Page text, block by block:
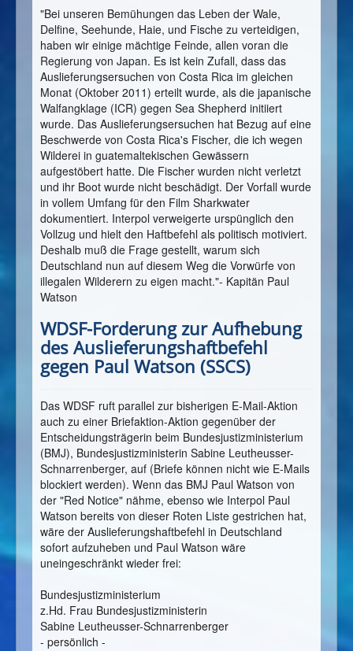
"Bei unseren Bemühungen das Leben der Wale,
Delfine, Seehunde, Haie, und Fische zu verteidigen,
haben wir einige mächtige Feinde, allen voran die
Regierung von Japan. Es ist kein Zufall, dass das
Auslieferungsersuchen von Costa Rica im gleichen
Monat (Oktober 2011) erteilt wurde, als die japanische
Walfangklage (ICR) gegen Sea Shepherd initiiert
wurde. Das Auslieferungsersuchen hat Bezug auf eine
Beschwerde von Costa Rica's Fischer, die ich wegen
Wilderei in guatemaltekischen Gewässern
aufgestöbert hatte. Die Fischer wurden nicht verletzt
und ihr Boot wurde nicht beschädigt. Der Vorfall wurde
in vollem Umfang für den Film Sharkwater
dokumentiert. Interpol verweigerte urspünglich den
Vollzug und hielt den Haftbefehl als politisch motiviert.
Deshalb muß die Frage gestellt, warum sich
Deutschland nun auf diesem Weg die Vorwürfe von
illegalen Wilderern zu eigen macht."- Kapitän Paul
Watson
WDSF-Forderung zur Aufhebung
des Auslieferungshaftbefehl
gegen Paul Watson (SSCS)
Das WDSF ruft parallel zur bisherigen E-Mail-Aktion
auch zu einer Briefaktion-Aktion gegenüber der
Entscheidungsträgerin beim Bundesjustizministerium
(BMJ), Bundesjustizministerin Sabine Leutheusser-
Schnarrenberger, auf (Briefe können nicht wie E-Mails
blockiert werden). Wenn das BMJ Paul Watson von
der "Red Notice" nähme, ebenso wie Interpol Paul
Watson bereits von dieser Roten Liste gestrichen hat,
wäre der Auslieferungshaftbefehl in Deutschland
sofort aufzuheben und Paul Watson wäre
uneingeschränkt wieder frei:
Bundesjustizministerium
z.Hd. Frau Bundesjustizministerin
Sabine Leutheusser-Schnarrenberger
- persönlich -